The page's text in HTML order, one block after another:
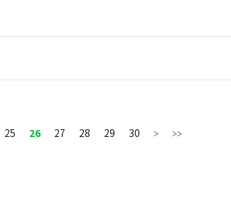
25 26 27 28 29 30